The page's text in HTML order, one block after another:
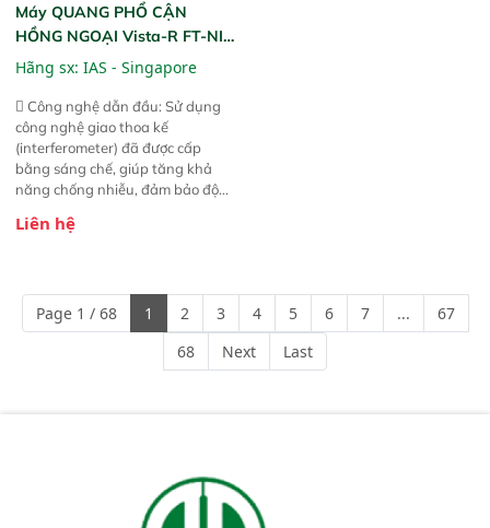
Máy QUANG PHỔ CẬN
HỒNG NGOẠI Vista-R FT-NIR
(Vista-R FT-NIR Analyzer)
Hãng sx: IAS - Singapore
 Công nghệ dẫn đầu: Sử dụng
công nghệ giao thoa kế
(interferometer) đã được cấp
bằng sáng chế, giúp tăng khả
năng chống nhiễu, đảm bảo độ
Phạm vi ứng dụng rộng: Đáp ứng
ngành công nghiệp khác nhau. 
Độ nhạy cao: Trang bị đầu dò
InGaAs độ nhạy cao, cung cấp
phản hồi phổ tuyến tính đầy đủ,
đảm bảo độ chính xác và khả
Liên hệ
Page 1 / 68 1 2 3 4 5 6 7 ...
67
68
Next Last